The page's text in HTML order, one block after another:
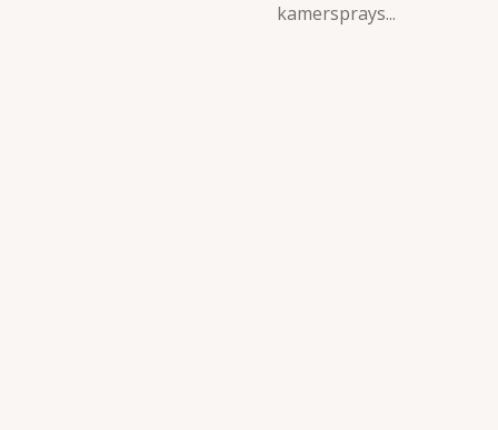
kamersprays...